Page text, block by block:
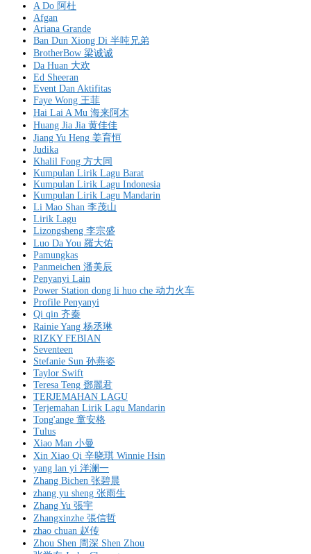
A Do 阿杜
Afgan
Ariana Grande
Ban Dun Xiong Di 半吨兄弟
BrotherBow 梁诚诚
Da Huan 大欢
Ed Sheeran
Event Dan Aktifitas
Faye Wong 王菲
Hai Lai A Mu 海来阿木
Huang Jia Jia 黄佳佳
Jiang Yu Heng 姜育恒
Judika
Khalil Fong 方大同
Kumpulan Lirik Lagu Barat
Kumpulan Lirik Lagu Indonesia
Kumpulan Lirik Lagu Mandarin
Li Mao Shan 李茂山
Lirik Lagu
Lizongsheng 李宗盛
Luo Da You 羅大佑
Pamungkas
Panmeichen 潘美辰
Penyanyi Lain
Power Station dong li huo che 动力火车
Profile Penyanyi
Qi qin 齐秦
Rainie Yang 杨丞琳
RIZKY FEBIAN
Seventeen
Stefanie Sun 孙燕姿
Taylor Swift
Teresa Teng 鄧麗君
TERJEMAHAN LAGU
Terjemahan Lirik Lagu Mandarin
Tong'ange 童安格
Tulus
Xiao Man 小曼
Xin Xiao Qi 辛晓琪 Winnie Hsin
yang lan yi 洋澜一
Zhang Bichen 张碧晨
zhang yu sheng 张雨生
Zhang Yu 張宇
Zhangxinzhe 張信哲
zhao chuan 赵传
Zhou Shen 周深 Shen Zhou